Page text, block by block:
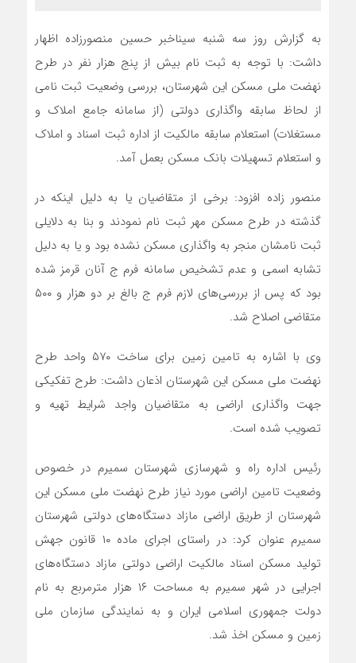
به گزارش روز سه شنبه سیناخبر حسین منصورزاده اظهار
داشت: با توجه به ثبت نام بیش از پنج هزار نفر در طرح
نهضت ملی مسکن این شهرستان، بررسی وضعیت ثبت نامی
از لحاظ سابقه واگذاری دولتی (از سامانه جامع املاک و
مستغلات) استعلام سابقه مالکیت از اداره ثبت اسناد و املاک
و استعلام تسهیلات بانک مسکن بعمل آمد.
منصور زاده افزود: برخی از متقاضیان یا به دلیل اینکه در
گذشته در طرح مسکن مهر ثبت نام نمودند و بنا به دلایلی
ثبت نامشان منجر به واگذاری مسکن نشده بود و یا به دلیل
تشابه اسمی و عدم تشخیص سامانه فرم ج آنان قرمز شده
بود که پس از بررسی‌های لازم فرم ج بالغ بر دو هزار و ۵۰۰
متقاضی اصلاح شد.
وی با اشاره به تامین زمین برای ساخت ۵۷۰ واحد طرح
نهضت ملی مسکن این شهرستان اذعان داشت: طرح تفکیکی
جهت واگذاری اراضی به متقاضیان واجد شرایط تهیه و
تصویب شده است.
رئیس اداره راه و شهرسازی شهرستان سمیرم در خصوص
وضعیت تامین اراضی مورد نیاز طرح نهضت ملی مسکن این
شهرستان از طریق اراضی مازاد دستگاه‌های دولتی شهرستان
سمیرم عنوان کرد: در راستای اجرای ماده ۱۰ قانون جهش
تولید مسکن اسناد مالکیت اراضی دولتی مازاد دستگاه‌های
اجرایی در شهر سمیرم به مساحت ۱۶ هزار مترمربع به نام
دولت جمهوری اسلامی ایران و به نمایندگی سازمان ملی
زمین و مسکن اخذ شد.